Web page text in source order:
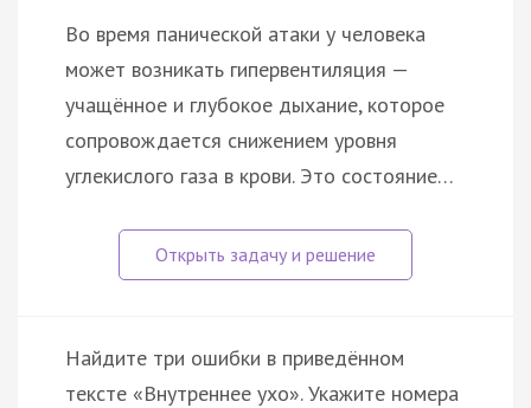
Во время панической атаки у человека
может возникать гипервентиляция —
учащённое и глубокое дыхание, которое
сопровождается снижением уровня
углекислого газа в крови. Это состояние…
Найдите три ошибки в приведённом
тексте «Внутреннее ухо». Укажите номера